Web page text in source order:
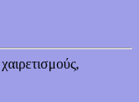
χαιρετισμούς,